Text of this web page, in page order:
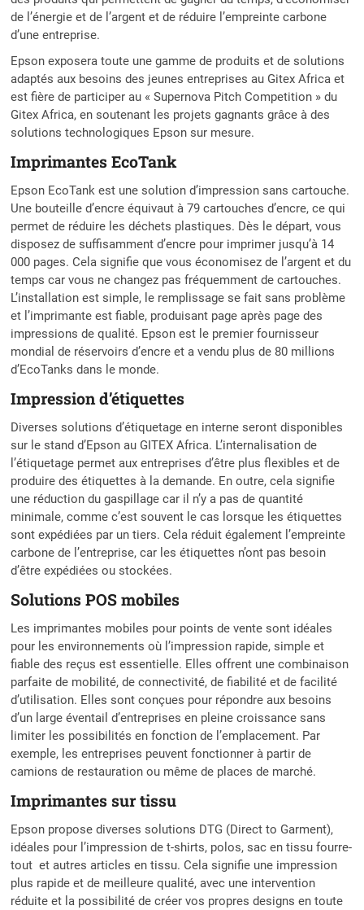
de l’énergie et de l’argent et de réduire l’empreinte carbone
d’une entreprise.
Epson exposera toute une gamme de produits et de solutions
adaptés aux besoins des jeunes entreprises au Gitex Africa et
est fière de participer au « Supernova Pitch Competition » du
Gitex Africa, en soutenant les projets gagnants grâce à des
solutions technologiques Epson sur mesure.
Imprimantes EcoTank
Epson EcoTank est une solution d’impression sans cartouche.
Une bouteille d’encre équivaut à 79 cartouches d’encre, ce qui
permet de réduire les déchets plastiques. Dès le départ, vous
disposez de suffisamment d’encre pour imprimer jusqu’à 14
000 pages. Cela signifie que vous économisez de l’argent et du
temps car vous ne changez pas fréquemment de cartouches.
L’installation est simple, le remplissage se fait sans problème
et l’imprimante est fiable, produisant page après page des
impressions de qualité. Epson est le premier fournisseur
mondial de réservoirs d’encre et a vendu plus de 80 millions
d’EcoTanks dans le monde.
Impression d’étiquettes
Diverses solutions d’étiquetage en interne seront disponibles
sur le stand d’Epson au GITEX Africa. L’internalisation de
l’étiquetage permet aux entreprises d’être plus flexibles et de
produire des étiquettes à la demande. En outre, cela signifie
une réduction du gaspillage car il n’y a pas de quantité
minimale, comme c’est souvent le cas lorsque les étiquettes
sont expédiées par un tiers. Cela réduit également l’empreinte
carbone de l’entreprise, car les étiquettes n’ont pas besoin
d’être expédiées ou stockées.
Solutions POS mobiles
Les imprimantes mobiles pour points de vente sont idéales
pour les environnements où l’impression rapide, simple et
fiable des reçus est essentielle. Elles offrent une combinaison
parfaite de mobilité, de connectivité, de fiabilité et de facilité
d’utilisation. Elles sont conçues pour répondre aux besoins
d’un large éventail d’entreprises en pleine croissance sans
limiter les possibilités en fonction de l’emplacement. Par
exemple, les entreprises peuvent fonctionner à partir de
camions de restauration ou même de places de marché.
Imprimantes sur tissu
Epson propose diverses solutions DTG (Direct to Garment),
idéales pour l’impression de t-shirts, polos, sac en tissu fourre-
tout et autres articles en tissu. Cela signifie une impression
plus rapide et de meilleure qualité, avec une intervention
réduite et la possibilité de créer vos propres designs en toute